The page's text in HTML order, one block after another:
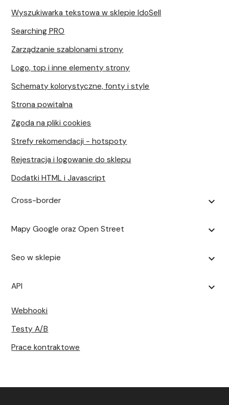
Wyszukiwarka tekstowa w sklepie IdoSell
Searching PRO
Zarządzanie szablonami strony
Logo, top i inne elementy strony
Schematy kolorystyczne, fonty i style
Strona powitalna
Zgoda na pliki cookies
Strefy rekomendacji - hotspoty
Rejestracja i logowanie do sklepu
Dodatki HTML i Javascript
Cross-border expand_more
Mapy Google oraz Open Street expand_more
Seo w sklepie expand_more
API expand_more
Webhooki
Testy A/B
Prace kontraktowe